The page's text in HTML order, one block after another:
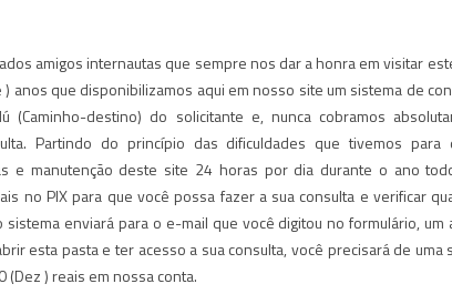
amigos internautas que sempre nos dar a honra em visitar
) anos que disponibilizamos aqui em nosso site um sistema de
(Caminho-destino) do solicitante e, nunca cobramos
Partindo do princípio das dificuldades que tivemos
e manutenção deste site 24 horas por dia durante o ano
no PIX para que você possa fazer a sua consulta e verificar
enviará para o e-mail que você digitou no formulário, um
esta pasta e ter acesso a sua consulta, você precisará de
(Dez ) reais em nossa conta.